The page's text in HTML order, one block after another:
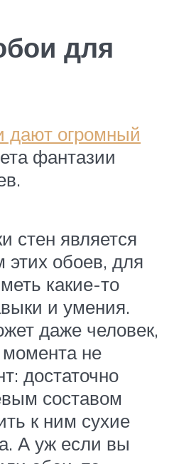
для
дают огромный
фантазии
стен является
обоев, для
какие-то
и умения.
даже человек,
момента не
достаточно
составом
к ним сухие
А уж если вы